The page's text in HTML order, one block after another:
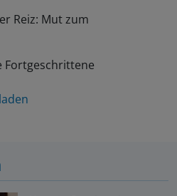
Reiz: Mut zum
Fortgeschrittene